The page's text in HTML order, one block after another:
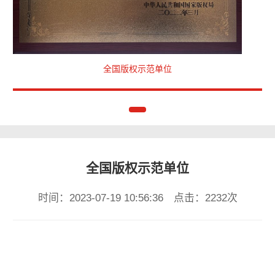
全国版权示范单位
全国版权示范单位
时间：2023-07-19 10:56:36 点击：2232次